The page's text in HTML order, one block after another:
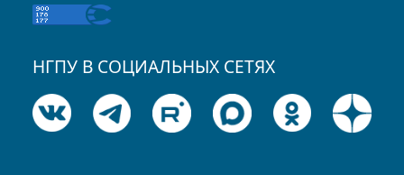
НГПУ В СОЦИАЛЬНЫХ СЕТЯХ